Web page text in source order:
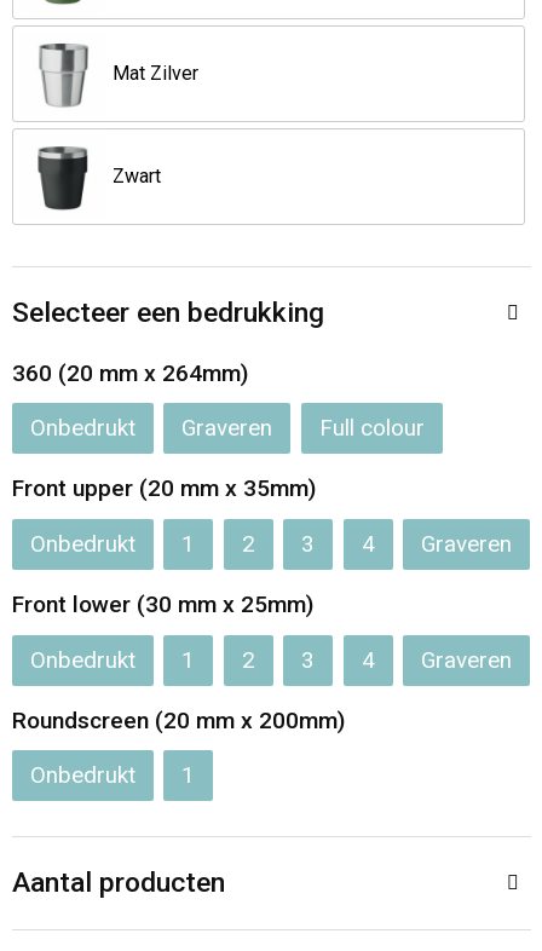
Jassen
Been- en voetbescherming
Overalls
Schorten en Sloven
Gilets
Regenkleding
Hygiëne en Persoonlijke verzorging
Reistassen
Koffers en Trolleys
Sporttassen
Boodschappentassen
Schoudertassen
Papieren tassen
Tablettassen
Heuptassen
Opvouwbare tassen
Waterbestendige tassen
Bowlingtassen
Strandtassen
Katoenen draagtassen
Mat Zilver
Zwart
Selecteer een bedrukking
360 (20 mm x 264mm)
Onbedrukt Graveren Full colour
Front upper (20 mm x 35mm)
Onbedrukt 1 2 3 4 Graveren
Front lower (30 mm x 25mm)
Onbedrukt 1 2 3 4 Graveren
Roundscreen (20 mm x 200mm)
Onbedrukt 1
Aantal producten